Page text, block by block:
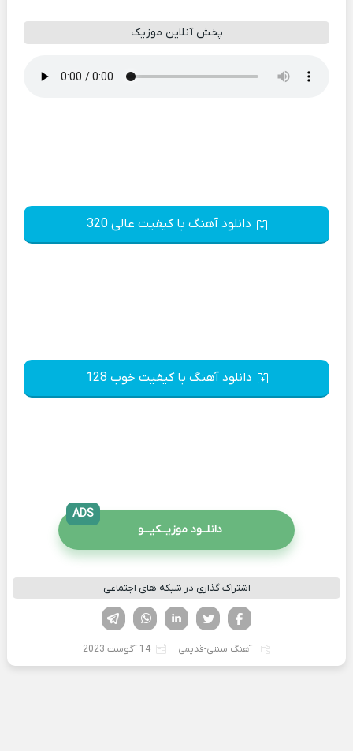
پخش آنلاین موزیک
دانلود آهنگ با کیفیت عالی 320
دانلود آهنگ با کیفیت خوب 128
دانلــود موزیــکیـــو
ADS
اشتراک گذاری در شبکه های اجتماعی
لینکدین تویتر
فیسوک
آهنگ سنتی-قدیمی 14 آگوست 2023